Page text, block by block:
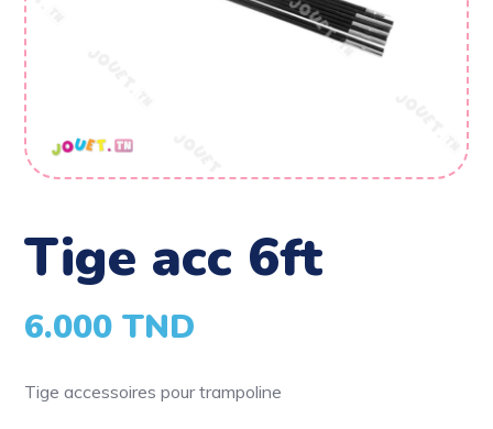
tige acc 6ft
6.000TND
Tige accessoires pour trampoline